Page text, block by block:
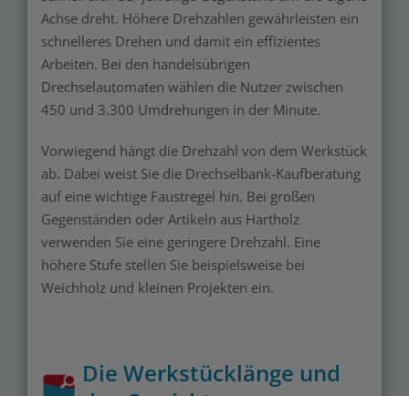
Achse dreht. Höhere Drehzahlen gewährleisten ein
schnelleres Drehen und damit ein effizientes
Arbeiten. Bei den handelsübrigen
Drechselautomaten wählen die Nutzer zwischen
450 und 3.300 Umdrehungen in der Minute.
Vorwiegend hängt die Drehzahl von dem Werkstück
ab. Dabei weist Sie die Drechselbank-Kaufberatung
auf eine wichtige Faustregel hin. Bei großen
Gegenständen oder Artikeln aus Hartholz
verwenden Sie eine geringere Drehzahl. Eine
höhere Stufe stellen Sie beispielsweise bei
Weichholz und kleinen Projekten ein.
Die Werkstücklänge und